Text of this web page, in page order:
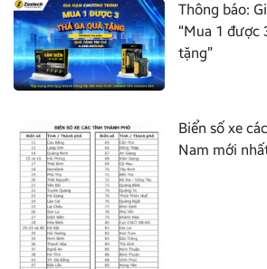
Thông báo:
“Mua 1 được
tặng”
Biển số xe
Nam mới